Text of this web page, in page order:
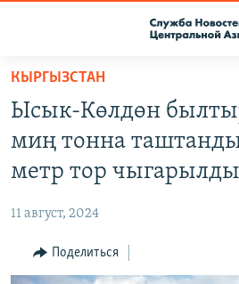
Вернуться
основному
содержанию
главной
навигации
Вернутся
НАСТОЯЩЕЕ ВРЕМЯ
МИГРАНТ МЕДИА
КЫРГЫЗСТАН
Ысык-Көлдөн
миң тонна
метр тор чыгарылды
11 август, 2024
Поделиться